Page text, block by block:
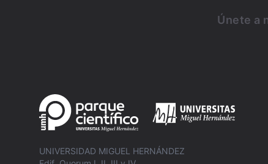
Únete a
UNIVERSIDAD MIGUEL HERNÁNDEZ